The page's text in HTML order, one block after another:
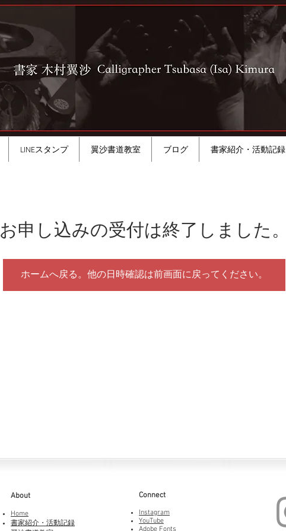
LINEスタンプ 翼沙書道教室 ブログ 書家紹介・活動記録
お申し込みの受付は終了しました。
ホームへ戻る。他の日時確認は前画面に戻ってください。
About
Home
書家紹介・活動記録
Connect
Instagram
YouTube
Adobe Fonts